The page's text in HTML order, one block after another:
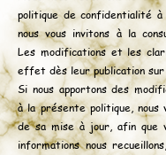
politique de confidentialité
nous vous invitons à la
Les modifications et les
effet dès leur publication
Si nous apportons des
à la présente politique, nous
de sa mise à jour, afin que
informations nous